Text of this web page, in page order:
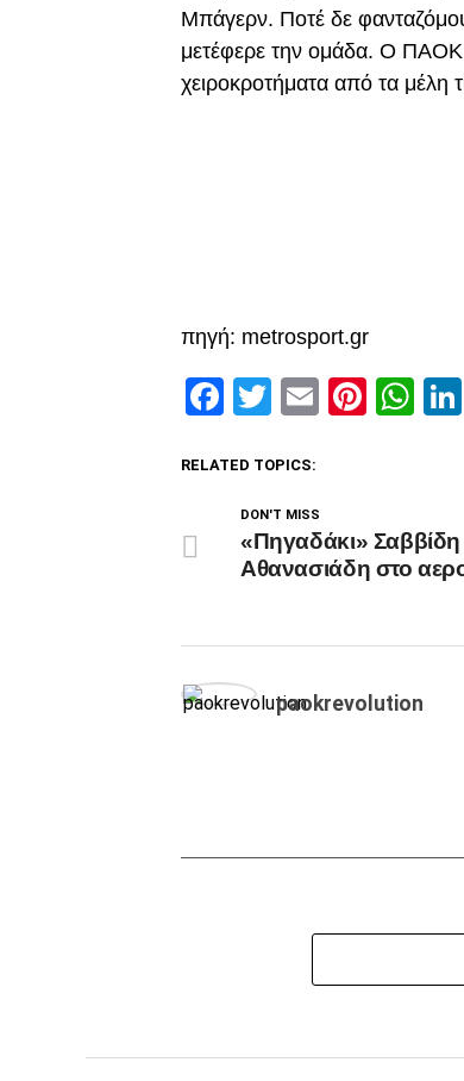
Μπάγερν. Ποτέ δε
μετέφερε την ομάδα. Ο
χειροκροτήματα από τα μέλη
πηγή: metrosport.gr
Facebook
Twitter
Email
RELATED TOPICS:
DON'T MISS
«Πηγαδάκι» Σαββίδη
Αθανασιάδη στο
paokrevolution